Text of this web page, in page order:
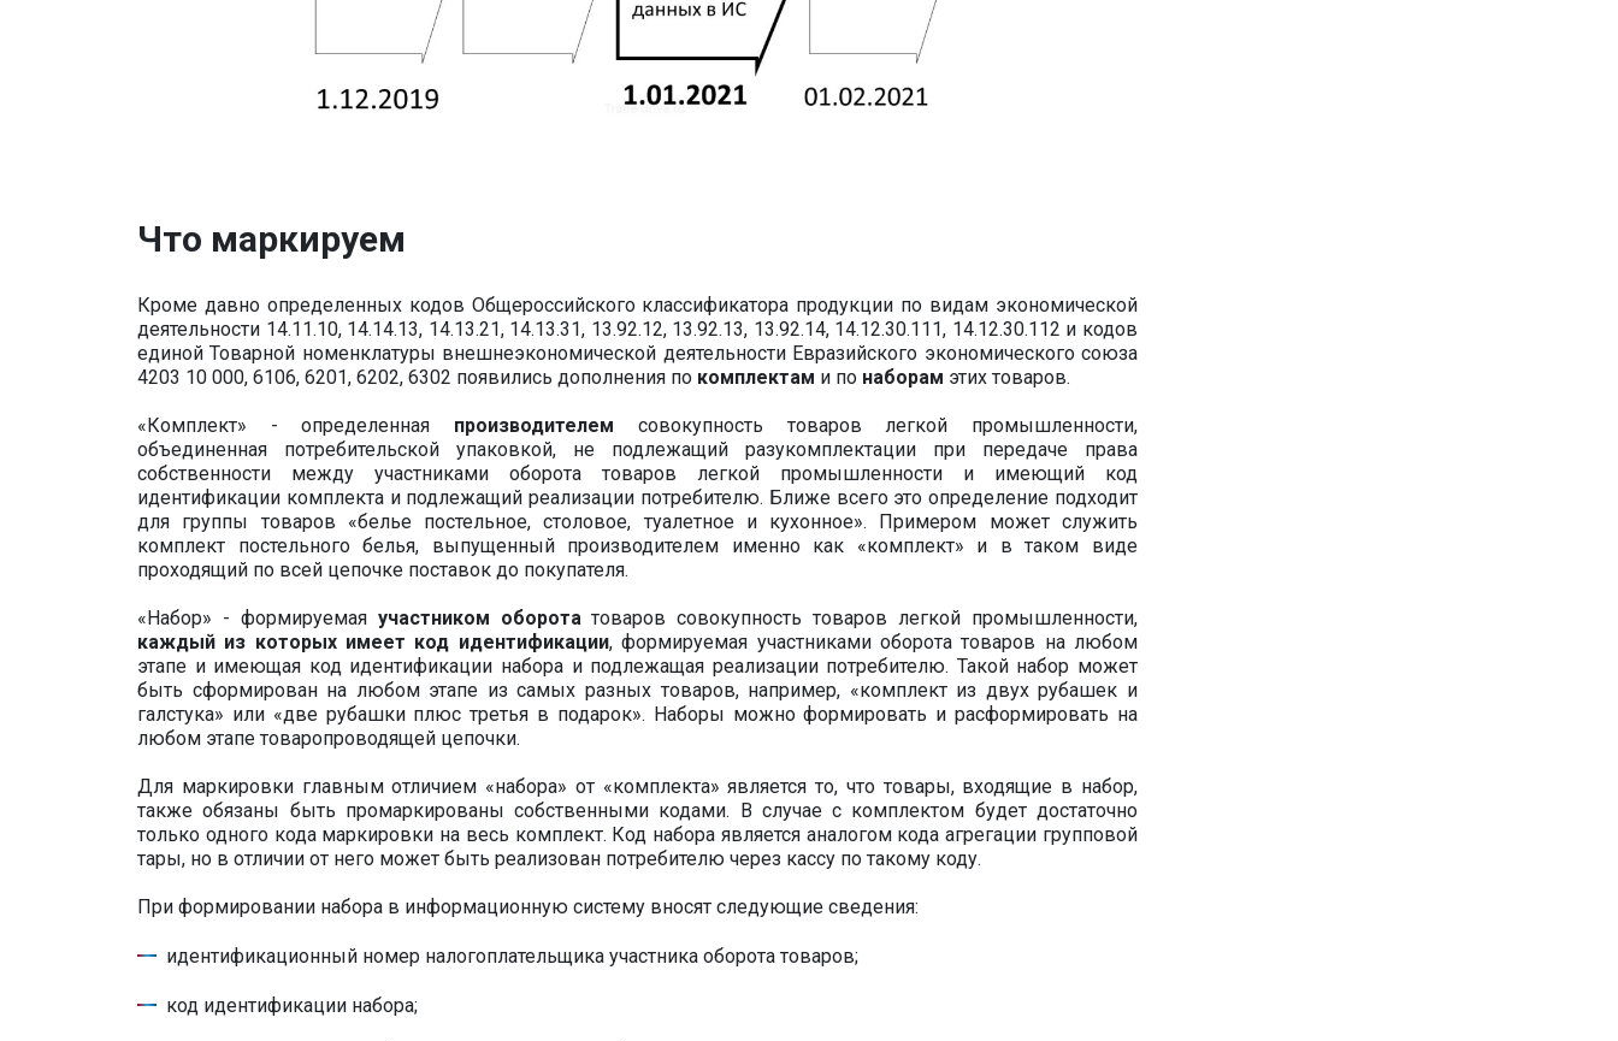
Что маркируем
Кроме давно определенных кодов Общероссийского классификатора продукции по видам экономической
деятельности 14.11.10, 14.14.13, 14.13.21, 14.13.31, 13.92.12, 13.92.13, 13.92.14, 14.12.30.111, 14.12.30.112 и кодов
единой Товарной номенклатуры внешнеэкономической деятельности Евразийского экономического союза
4203 10 000, 6106, 6201, 6202, 6302 появились дополнения по комплектам и по наборам этих товаров.
«Комплект» - определенная производителем совокупность товаров легкой промышленности,
объединенная потребительской упаковкой, не подлежащий разукомплектации при передаче права
собственности между участниками оборота товаров легкой промышленности и имеющий код
идентификации комплекта и подлежащий реализации потребителю. Ближе всего это определение подходит
для группы товаров «белье постельное, столовое, туалетное и кухонное». Примером может служить
комплект постельного белья, выпущенный производителем именно как «комплект» и в таком виде
проходящий по всей цепочке поставок до покупателя.
«Набор» - формируемая участником оборотатоваров совокупность товаров легкой промышленности,
каждый из которых имеет код идентификации, формируемая участниками оборота товаров на любом
этапе и имеющая код идентификации набора и подлежащая реализации потребителю. Такой набор может
быть сформирован на любом этапе из самых разных товаров, например, «комплект из двух рубашек и
галстука» или «две рубашки плюс третья в подарок». Наборы можно формировать и расформировать на
любом этапе товаропроводящей цепочки.
Для маркировки главным отличием «набора» от «комплекта» является то, что товары, входящие в набор,
также обязаны быть промаркированы собственными кодами. В случае с комплектом будет достаточно
только одного кода маркировки на весь комплект. Код набора является аналогом кода агрегации групповой
тары, но в отличии от него может быть реализован потребителю через кассу по такому коду.
При формировании набора в информационную систему вносят следующие сведения:
идентификационный номер налогоплательщика участника оборота товаров;
код идентификации набора;